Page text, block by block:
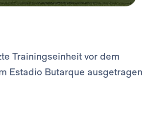
Trainingseinheit vor dem
Estadio Butarque ausgetragen